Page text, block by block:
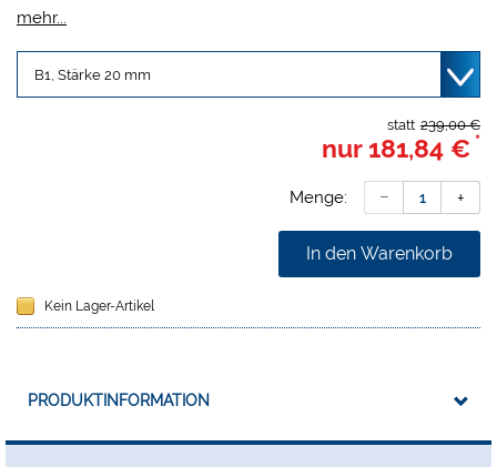
eignet sich sowohl für Frontzahn- wie
Zirkonoxid Typ II: Klasse V nach DIN EN ISO 6872
Biegefestigkeit: typischer Mittelwert ≥ 1100 MPa
Hoher Transluzenzgradient: > 45 % bis > 49 %
Schnelles Sintern für Kronen und Brücken mit bis zu 3
mehr...
239,00 €
statt
nur 181,84 € *
Menge:
In den Warenkorb
Kein Lager-Artikel
PRODUKTINFORMATION